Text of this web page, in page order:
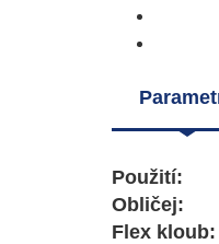
Použití:
Obličej:
Flex kloub: